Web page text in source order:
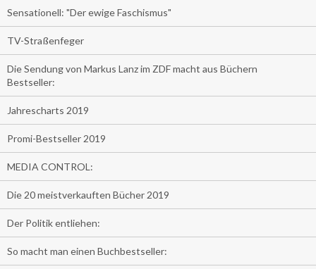
Sensationell: "Der ewige Faschismus"
TV-Straßenfeger
Die Sendung von Markus Lanz im ZDF macht aus Büchern
Bestseller:
Jahrescharts 2019
Promi-Bestseller 2019
MEDIA CONTROL:
Die 20 meistverkauften Bücher 2019
Der Politik entliehen:
So macht man einen Buchbestseller: